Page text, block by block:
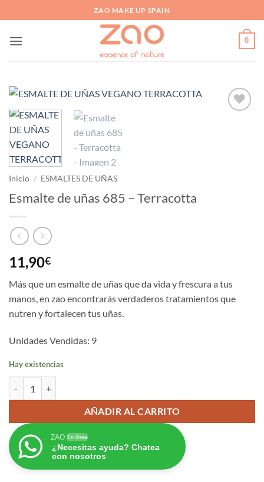
al
contenido
ZAO MAKE UP SPAIN
0
Inicio / ESMALTES DE UÑAS
Esmalte de uñas 685 – Terracotta
11,90€
Más que un esmalte de uñas que da vida y frescura a tus
manos, en zao encontrarás verdaderos tratamientos que
nutren y fortalecen tus uñas.
Unidades Vendidas: 9
Hay existencias
AÑADIR AL CARRITO
ZAO En línea
¿Necesitas ayuda? Chatea
con nosotros